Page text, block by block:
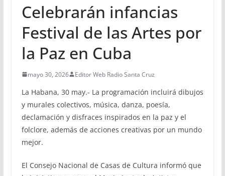
Celebrarán infancias
Festival de las Artes por
la Paz en Cuba
mayo 30, 2026 Editor Web Radio Santa Cruz
La Habana, 30 may.- La programación incluirá dibujos
y murales colectivos, música, danza, poesía,
declamación y disfraces inspirados en la paz y el
folclore, además de acciones creativas por un mundo
mejor.
El Consejo Nacional de Casas de Cultura informó que